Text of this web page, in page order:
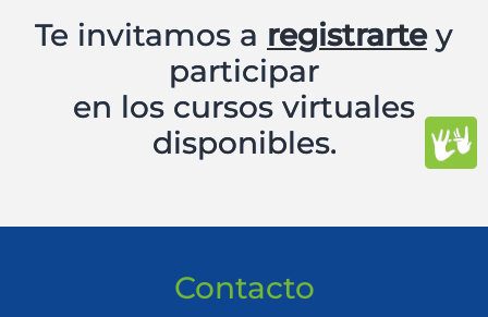
Te invitamos a registrartey
participar
en los cursos virtuales
disponibles.
Contacto